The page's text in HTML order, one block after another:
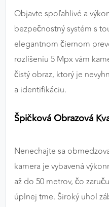
Objavte spoľahlivé a
bezpečnostný systém s
elegantnom čiernom
rozlíšeniu 5 Mpx vám
čistý obraz, ktorý je
a identifikáciu.
Špičková Obrazová
Nenechajte sa
kamera je vybavená
až do 50 metrov, čo
úplnej tme. Široký uhol
výkon a funkčnosť
Google Analytics
správania
zobrazovať cielenú a
našom webe aj v
Google Ads
Poskytovateľ: